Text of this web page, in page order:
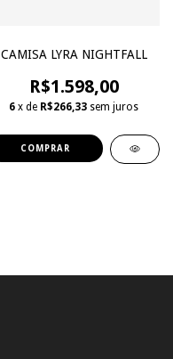
CAMISA LYRA NIGHTFALL
R$1.598,00
6 x de R$266,33 sem juros
COMPRAR